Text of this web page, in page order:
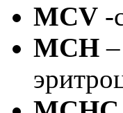
MCV -
MCH